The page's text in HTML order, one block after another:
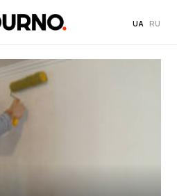
UA RU